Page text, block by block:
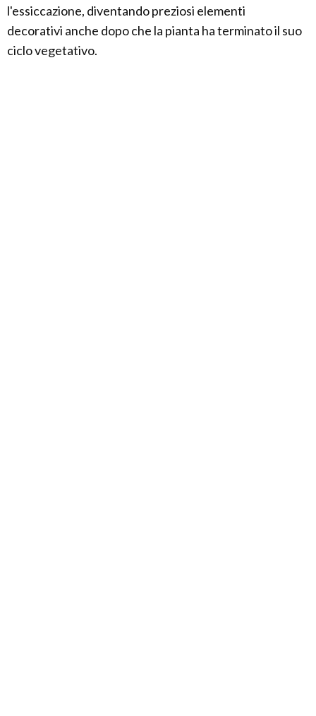
l'essiccazione, diventando preziosi elementi
decorativi anche dopo che la pianta ha terminato il suo
ciclo vegetativo.